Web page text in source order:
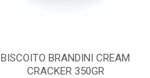
BISCOITO BRANDINI CREAM
CRACKER 350GR